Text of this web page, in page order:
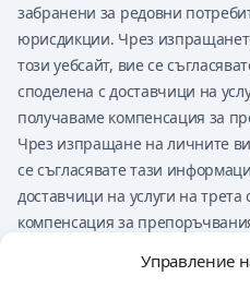
Управление
забранени за редовни
юрисдикции. Чрез
този уебсайт, вие се
споделена с доставчици на
получаваме компенсация за
Чрез изпращане на личните
се съгласявате тази
доставчици на услуги на
компенсация за
която може да платите на
това кои доставчици са